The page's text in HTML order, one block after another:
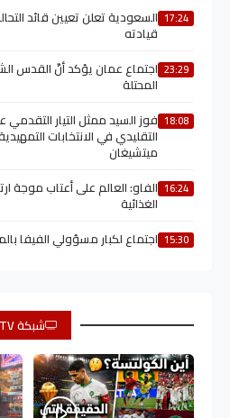
17:24 السعودية تعلن تعيين قائد
قيادته
23:29 اجتماع عمان يؤكد أنّ القدس
المحتلة
18:08 فوز السيد ممثل التيار التقدمي
التقليدي في الانتخابات
ميتشيغان
16:24 الفاو: العالم على أعتاب موجة
الغذائية
15:30 اجتماع لكبار مسؤولي الفيفا
شبكة TV